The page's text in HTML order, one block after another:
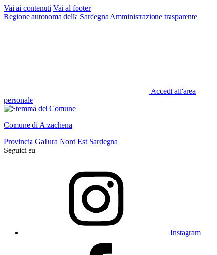
Vai ai contenuti Vai al footer
Regione autonoma della Sardegna Amministrazione trasparente
Accedi all'area
personale
Comune di Arzachena
Provincia Gallura Nord Est Sardegna
Seguici su
Instagram